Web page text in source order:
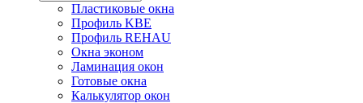
Пластиковые окна
Профиль KBE
Профиль REHAU
Окна эконом
Ламинация окон
Готовые окна
Калькулятор окон